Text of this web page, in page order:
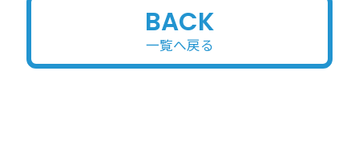
BACK
一覧へ戻る